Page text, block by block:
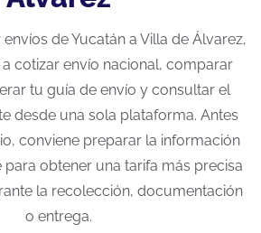
de Yucatán a Villa de Álvarez,
cotizar envío nacional, comparar
tu guía de envío y consultar el
desde una sola plataforma. Antes
conviene preparar la información
para obtener una tarifa más precisa
la recolección, documentación
o entrega.